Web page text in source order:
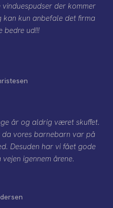
der kommer
kan kun anbefale det firma
bedre ud!!!
år og aldrig været skuffet.
vores barnebarn var på
Desuden har vi fået gode
igennem årene.